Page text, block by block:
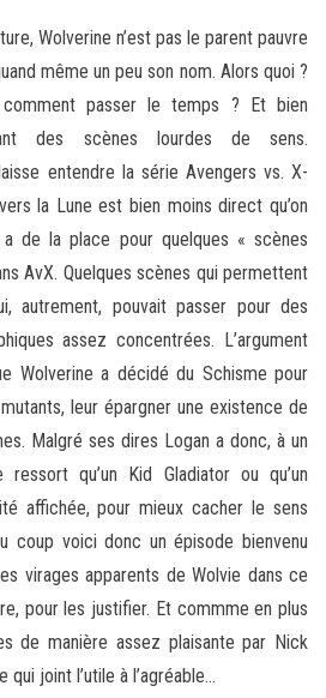
Wolverine n’est pas le parent pauvre
même un peu son nom. Alors quoi ?
passer le temps ? Et bien
des scènes lourdes de sens.
entendre la série Avengers vs. X-
la Lune est bien moins direct qu’on
de la place pour quelques « scènes
AvX. Quelques scènes qui permettent
autrement, pouvait passer pour des
assez concentrées. L’argument
Wolverine a décidé du Schisme pour
leur épargner une existence de
Malgré ses dires Logan a donc, à un
qu’un Kid Gladiator ou qu’un
affichée, pour mieux cacher le sens
coup voici donc un épisode bienvenu
virages apparents de Wolvie dans ce
pour les justifier. Et commme en plus
de manière assez plaisante par Nick
qui joint l’utile à l’agréable…